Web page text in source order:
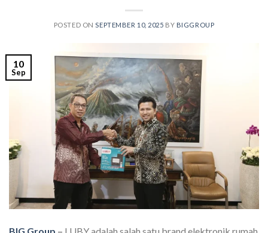
POSTED ON SEPTEMBER 10, 2025 BY BIGGROUP
10
Sep